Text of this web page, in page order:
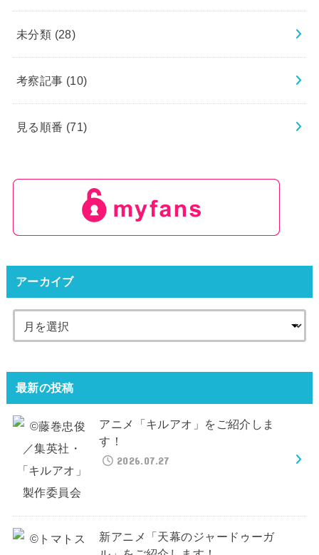
未分類 (28)
考察記事 (10)
見る順番 (71)
アーカイブ
最新の投稿
アニメ「キルアオ」をご紹介しま
す！
2026.07.27
新アニメ「天幕のジャードゥーガ